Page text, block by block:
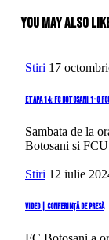
You May Also
Stiri 17
Etapa 14: FC Botosani 1-0
Sambata de la
Botosani si
Stiri 12 iulie
VIDEO | Conferință de presă